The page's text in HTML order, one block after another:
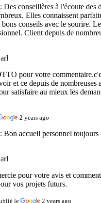
Des conseillères à l'écoute des
Elles connaissent
conseils avec le sourire.
Client depuis de
pour votre
et ce depuis de nombreuses
satisfaire au mieux les
2 years ago
Bon accueil personnel toujours
pour votre avis et
vos projets futurs.
le 2 years ago